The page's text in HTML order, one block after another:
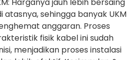
atasnya, sehingga banyak UKM
anggaran. Proses
fisik kabel ini sudah
menjadikan proses instalasi